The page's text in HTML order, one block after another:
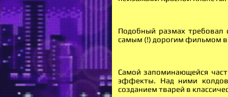
Подобный размах требовал
самым (!) дорогим фильмом в
Самой запоминающейся
эффекты. Над ними
созданием тварей в